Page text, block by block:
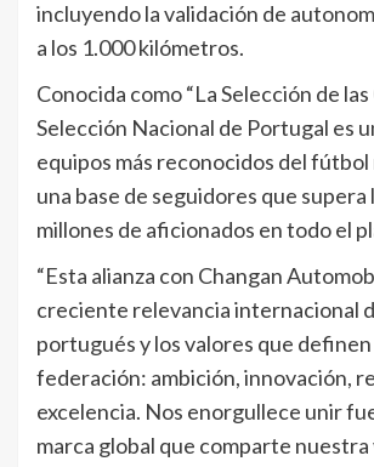
incluyendo la validación de
a los 1.000 kilómetros.
Conocida como “La Selección de las
Selección Nacional de Portugal es
equipos más reconocidos del fútbol
una base de seguidores que supera
millones de aficionados en todo el
“Esta alianza con Changan
creciente relevancia internacional
portugués y los valores que
federación: ambición, innovación,
excelencia. Nos enorgullece unir
marca global que comparte nuestra